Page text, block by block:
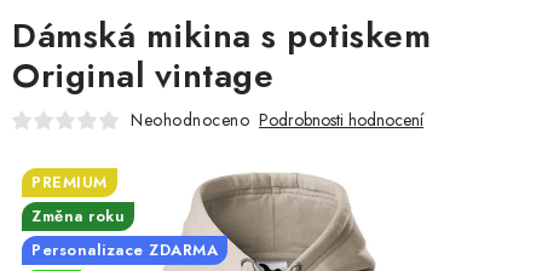
PRO DĚTI
DOPLŇKY
PRO PÁRY
VLASTNÍ MOTIV
Dámská mikina s potiskem
Original vintage
Neohodnoceno Podrobnosti hodnocení
PREMIUM
Změna roku
Personalizace ZDARMA